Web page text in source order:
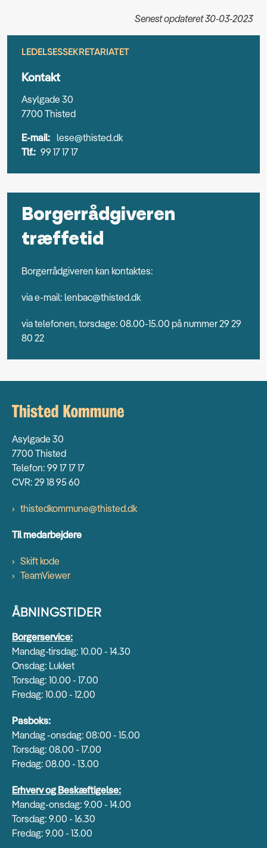
Senest opdateret 30-03-2023
LEDELSESSEKRETARIATET
Kontakt
Asylgade 30
7700 Thisted
E-mail: lese@thisted.dk
Tlf.: 99 17 17 17
Borgerrådgiveren
træffetid
Borgerrådgiveren kan kontaktes:
via e-mail: lenbac@thisted.dk
via telefonen, torsdage: 08.00-15.00 på nummer 29 29
80 22
Asylgade 30
7700 Thisted
Telefon: 99 17 17 17
CVR: 29 18 95 60
thistedkommune@thisted.dk
Til medarbejdere
Skift kode
TeamViewer
ÅBNINGSTIDER
Borgerservice:
Mandag-tirsdag: 10.00 - 14.30
Onsdag: Lukket
Torsdag: 10.00 - 17.00
Fredag: 10.00 - 12.00
Pasboks:
Mandag -onsdag: 08:00 - 15.00
Torsdag: 08.00 - 17.00
Fredag: 08.00 - 13.00
Erhverv og Beskæftigelse:
Mandag-onsdag: 9.00 - 14.00
Torsdag: 9.00 - 16.30
Fredag: 9.00 - 13.00